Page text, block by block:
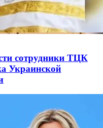
сотрудники ТЦК
Украинской